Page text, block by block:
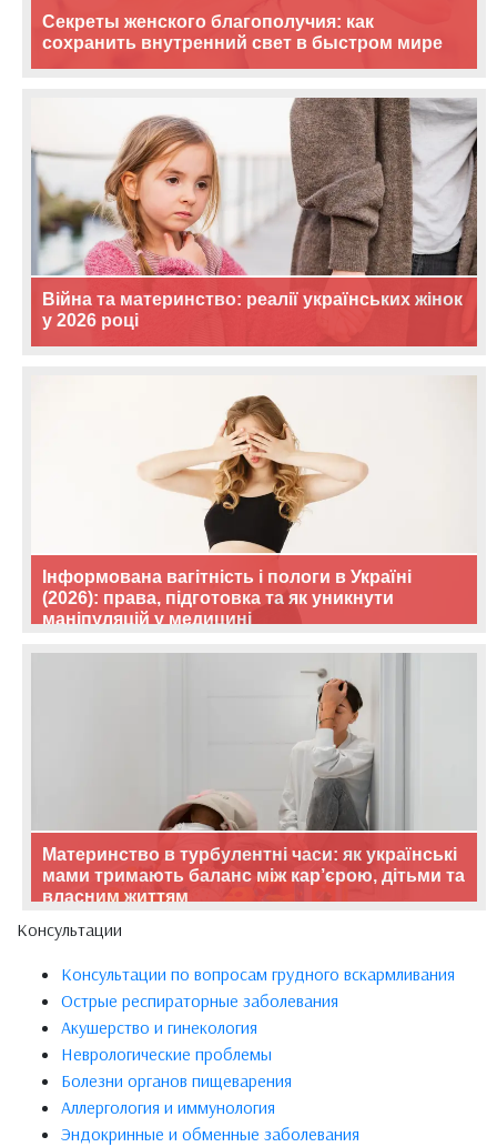
Секреты женского благополучия: как
сохранить внутренний свет в быстром мире
Війна та материнство: реалії українських жінок
у 2026 році
Інформована вагітність і пологи в Україні
(2026): права, підготовка та як уникнути
маніпуляцій у медицині
Материнство в турбулентні часи: як українські
мами тримають баланс між кар’єрою, дітьми та
власним життям
Консультации
Консультации по вопросам грудного вскармливания
Острые респираторные заболевания
Акушерство и гинекология
Неврологические проблемы
Болезни органов пищеварения
Аллергология и иммунология
Эндокринные и обменные заболевания